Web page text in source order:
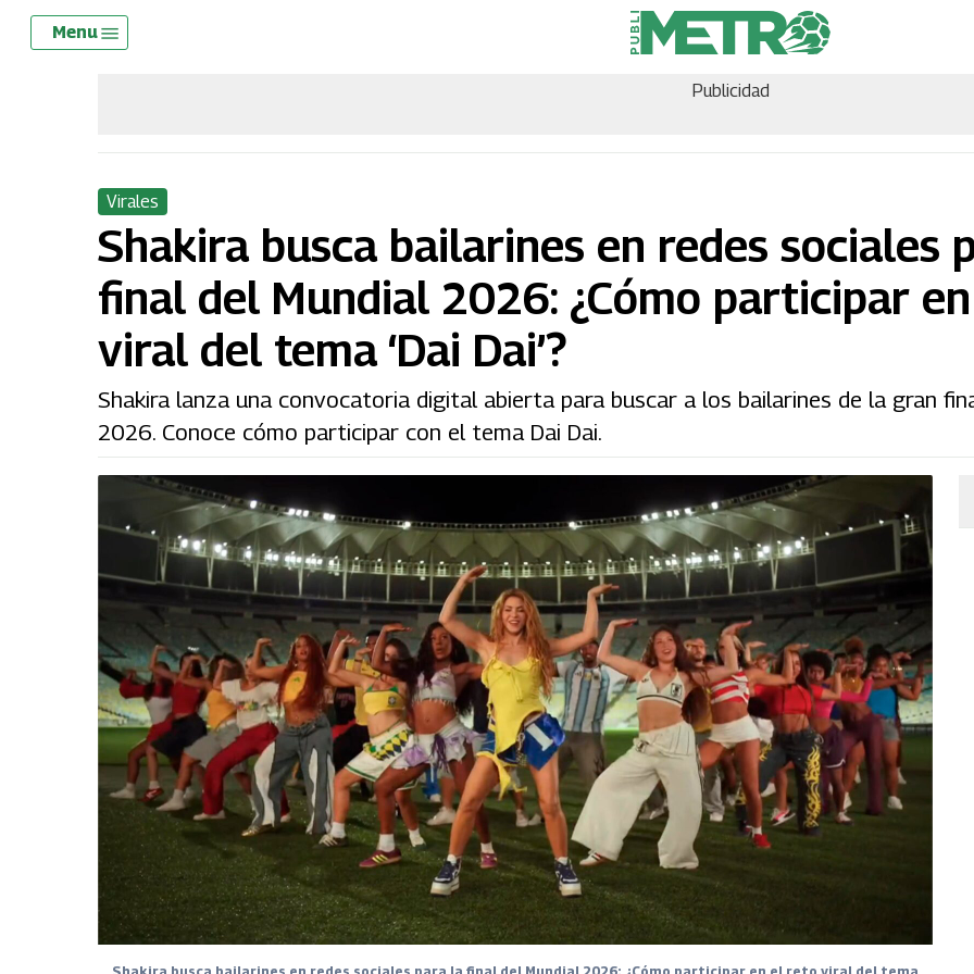
Skip
Menu
Publicidad
Virales
Shakira busca bailarines en redes sociales
final del Mundial 2026: ¿Cómo participar
viral del tema ‘Dai Dai’?
Shakira lanza una convocatoria digital abierta para buscar a los bailarines de la gran
2026. Conoce cómo participar con el tema Dai Dai.
Menu